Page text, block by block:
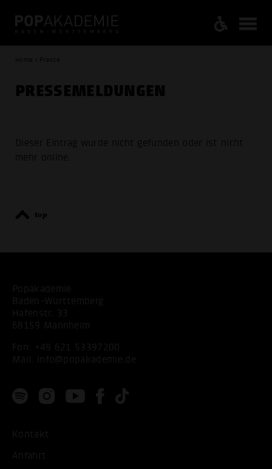
Home / Presse
PRESSE­MELDUNGEN
Dieser Eintrag wurde nicht gefunden oder ist nicht
mehr online.
top
Popakademie
Baden-Württemberg
Hafenstr. 33
68159 Mannheim
Fon:
+49 621 53397200
Mail:
info@popakademie.de
Kontakt
Anfahrt